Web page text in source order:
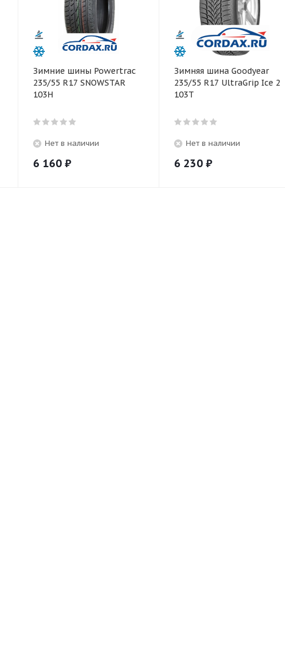
Зимние шины Powertrac
235/55 R17 SNOWSTAR
103H
Нет в наличии
6 160 ₽
Зимняя шина Goodyear
235/55 R17 UltraGrip Ice 2
103T
Нет в наличии
6 230 ₽